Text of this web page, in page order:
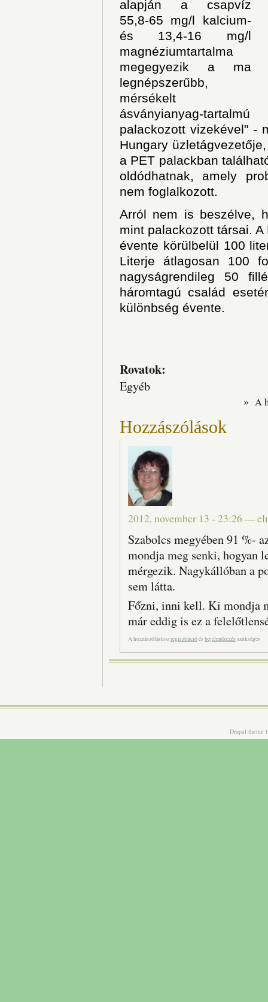
alapján a csapvíz
55,8-65 mg/l kalcium-
és 13,4-16 mg/l
magnéziumtartalma
megegyezik a ma
legnépszerűbb,
mérsékelt
ásványianyag-tartalmú
palackozott vizekével" -
Hungary
a PET palackban
oldódhatnak, amely
nem foglalkozott.
Arról nem is beszélve,
mint palackozott társai.
évente körülbelül 100
Literje átlagosan 100
nagyságrendileg 50
háromtagú család
különbség évente.
Rovatok:
Egyéb
» A
Hozzászólások
2012, november 13 - 23:26 —
Szabolcs megyében 91 %-
mondja meg senki, hogyan
mérgezik. Nagykállóban a
sem látta.
Főzni, inni kell. Ki mondja
már eddig is ez a
A hozzászóláshozregisztrációésbejelentkezésszükséges
Drupal theme